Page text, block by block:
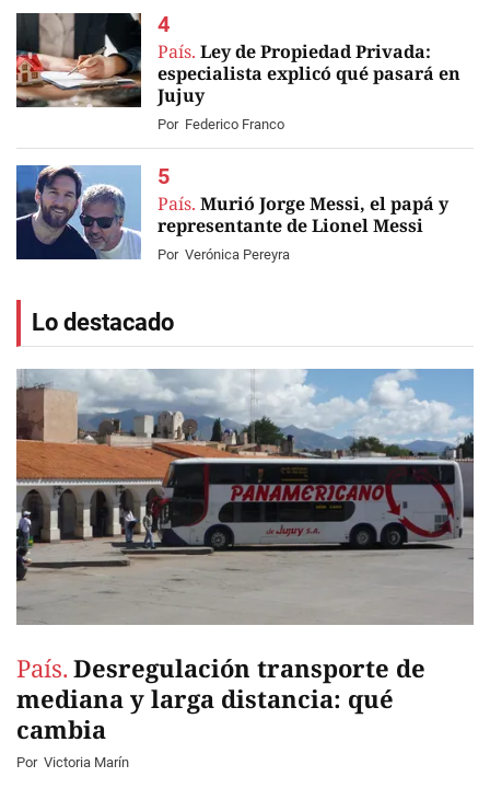
País. Ley de Propiedad Privada:
especialista explicó qué pasará en
Jujuy
Por Federico Franco
País. Murió Jorge Messi, el papá y
representante de Lionel Messi
Por Verónica Pereyra
Lo destacado
País. Desregulación transporte de
mediana y larga distancia: qué
cambia
Por Victoria Marín